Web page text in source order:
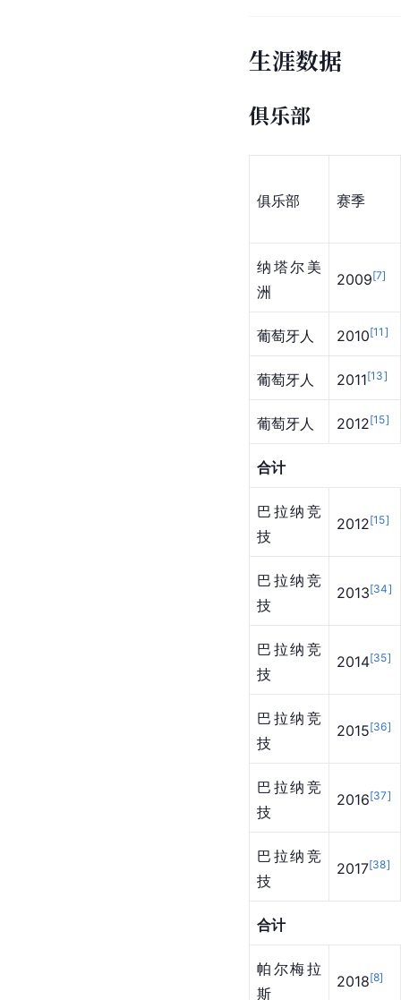
生涯数据
俱乐部
俱乐部 赛季
纳塔尔美
洲
2009[7]
葡萄牙人 2010[11 ]
葡萄牙人 2011[13]
葡萄牙人 2012[15]
合计
巴拉纳竞
技
2012[15]
巴拉纳竞
技
2013[34]
巴拉纳竞
技
2014[35]
巴拉纳竞
技
2015[36]
巴拉纳竞
技
2016[37]
巴拉纳竞
技
2017[38]
合计
帕尔梅拉
斯
2018[8]